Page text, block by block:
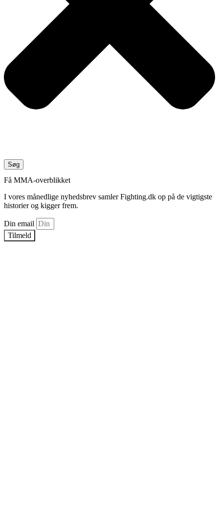
Søg
Få MMA-overblikket
I vores månedlige nyhedsbrev samler Fighting.dk op på de vigtigste
historier og kigger frem.
Din email
Tilmeld